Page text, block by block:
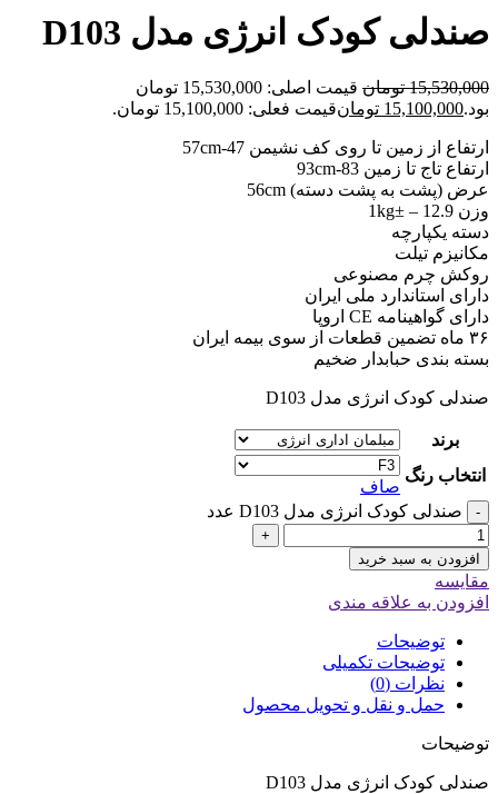
صندلی کودک انرژی مدل D103
15,530,000 تومان
قیمت اصلی: 15,530,000 تومان
بود.15,100,000 تومانقیمت فعلی: 15,100,000 تومان.
ارتفاع از زمین تا روی کف نشیمن 47-57cm
ارتفاع تاج تا زمین 83-93cm
عرض (پشت به پشت دسته) 56cm
وزن 12.9 – ±1kg
دسته یکپارچه
مکانیزم تیلت
روکش چرم مصنوعی
دارای استاندارد ملی ایران
دارای گواهینامه CE اروپا
۳۶ ماه تضمین قطعات از سوی بیمه ایران
بسته بندی حبابدار ضخیم
صندلی کودک انرژی مدل D103
برند
انتخاب رنگ
صاف
- صندلی کودک انرژی مدل D103 عدد
+
افزودن به سبد خرید
مقایسه
افزودن به علاقه مندی
توضیحات
توضیحات تکمیلی
نظرات (0)
حمل و نقل و تحویل محصول
توضیحات
صندلی کودک انرژی مدل D103